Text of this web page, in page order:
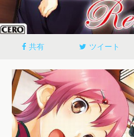
共有 ツイート